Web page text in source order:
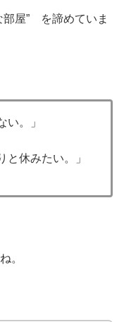
屋” を諦めていま
い。」
と休みたい。」
。